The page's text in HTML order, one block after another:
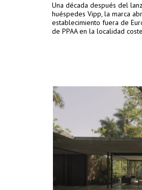
Una década después del
huéspedes Vipp, la marca
establecimiento fuera de
de PPAA en la localidad